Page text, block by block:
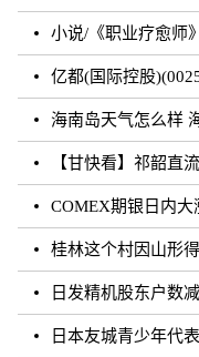
小说/《职业疗愈师》第
亿都(国际控股)(00259)：南通江
海南岛天气怎么样
【甘快看】祁韶直
COMEX期银日内大
桂林这个村因山形
日发精机股东户数
日本友城青少年代